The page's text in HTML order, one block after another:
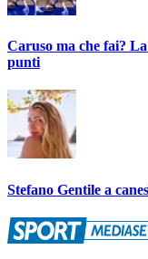
Caruso ma che fai?
punti
Stefano Gentile a